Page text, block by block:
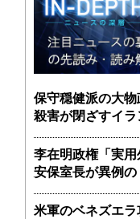
保守穏健派の大
殺害が閉ざすイ
李在明政権「実
安保室長が異例の
米軍のベネズエ